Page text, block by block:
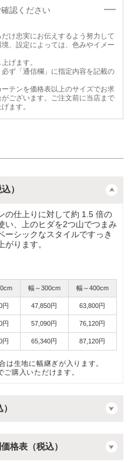
認ください
け忠実にお伝えするよう努力して
、設定によっては、色みやイメー
げます。
ず「通信欄」に指定内容を記載の
テンを価格表以上のサイズでお求
ございます。ご注文前に当店まで
ます。
）
の仕上りに対して約 1.5 倍の
い、上のヒダを2つ山でつまみ
ーシックなスタイルですっき
がります。
円
円
円
幅～300cm
47,850円
57,090円
65,340円
幅～400cm
63,800円
76,120円
87,120円
は生地に幅継ぎが入ります。
購入いただけます。
格表（税込）